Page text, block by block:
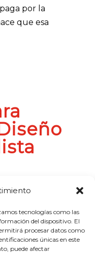
tecnologías como las
del dispositivo. El
procesar datos como
únicas en este
puede afectar
por la
que esa
tu diseño se
los
noticias viejas son